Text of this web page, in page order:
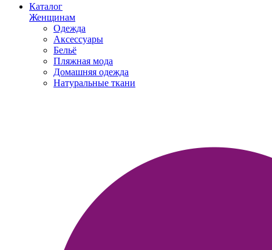
Каталог
Женщинам
Одежда
Аксессуары
Бельё
Пляжная мода
Домашняя одежда
Натуральные ткани